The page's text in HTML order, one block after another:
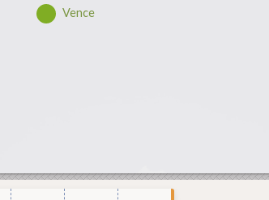
Vence